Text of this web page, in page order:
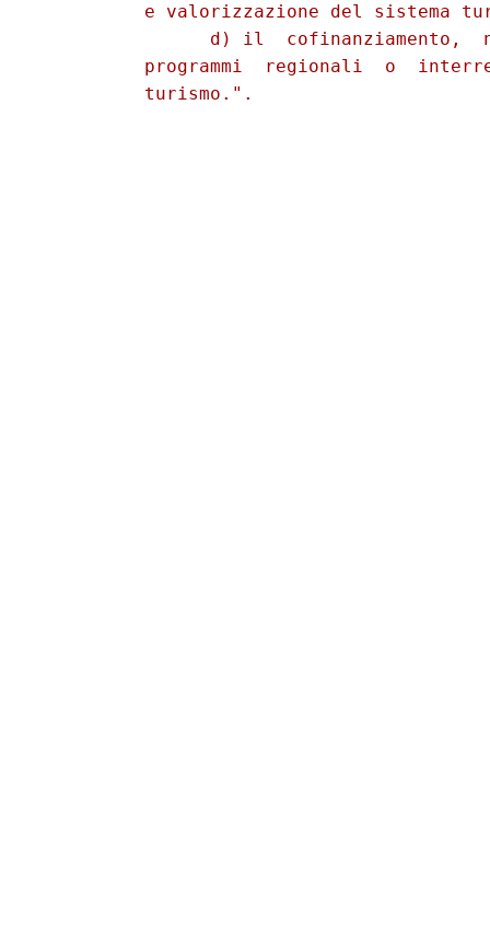
e valorizzazione del sistema
d) il  cofinanziamento,
programmi  regionali  o